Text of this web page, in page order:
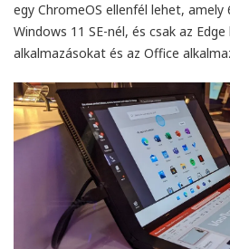
egy ChromeOS ellenfél lehet, amely
Windows 11 SE-nél, és csak az
alkalmazásokat és az Office
ment minden, a
sikeres volt.
Mihály Zombory